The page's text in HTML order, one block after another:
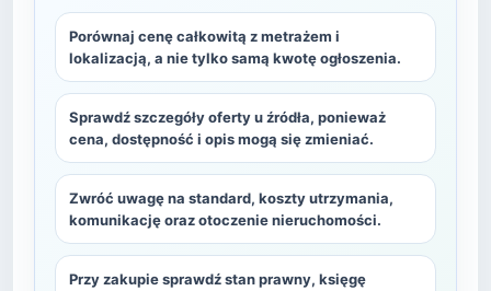
Porównaj cenę całkowitą z metrażem i
lokalizacją, a nie tylko samą kwotę ogłoszenia.
Sprawdź szczegóły oferty u źródła, ponieważ
cena, dostępność i opis mogą się zmieniać.
Zwróć uwagę na standard, koszty utrzymania,
komunikację oraz otoczenie nieruchomości.
Przy zakupie sprawdź stan prawny, księgę